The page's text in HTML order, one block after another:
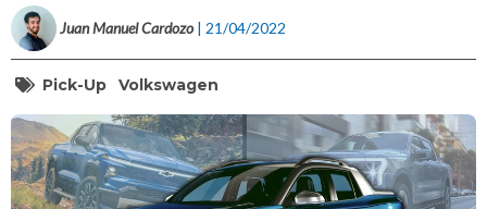
Juan Manuel Cardozo | 21/04/2022
Pick-Up Volkswagen